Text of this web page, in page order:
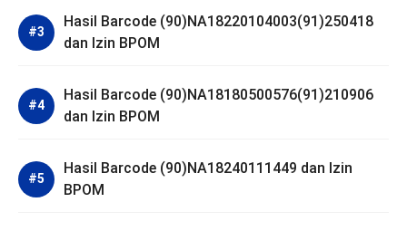
Hasil Barcode (90)NA18220104003(91)250418
dan Izin BPOM
Hasil Barcode (90)NA18180500576(91)210906
dan Izin BPOM
Hasil Barcode (90)NA18240111449 dan Izin
BPOM